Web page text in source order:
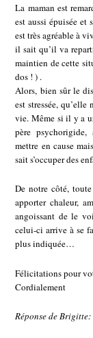
La maman est
est aussi épuisée et
est très agréable à
il sait qu’il va
maintien de cette
dos ! ) .
Alors, bien sûr le
est stressée,
vie. Même si il y a
père psychorigide,
mettre en cause
sait s’occuper des
De notre côté,
apporter chaleur,
angoissant de le
celui-ci arrive à se
plus indiquée…
Félicitations pour
Cordialement
Réponse de Brigitte: